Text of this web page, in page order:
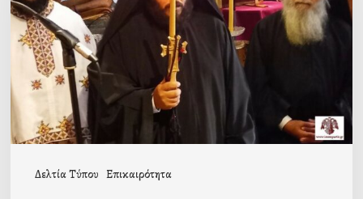
Δελτία Τύπου Επικαιρότητα
Ιερά
Μονή
Γόλας